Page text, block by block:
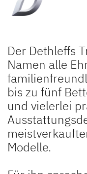
Der Dethleffs
Namen alle
bis zu fünf
und vielerlei
Modelle.